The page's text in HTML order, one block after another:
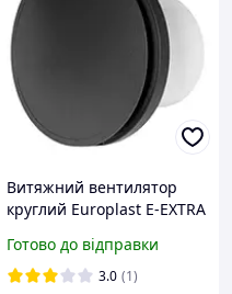
Витяжний вентилятор
круглий Europlast E-EXTRA
Готово до відправки
3.0 (1)